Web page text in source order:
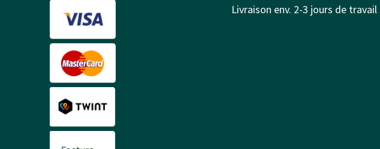
Livraison env. 2-3 jours de travail